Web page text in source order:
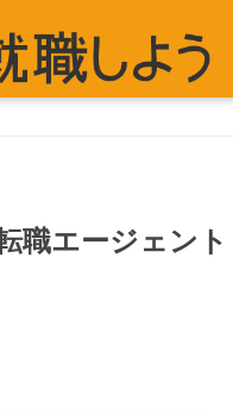
職エージェント